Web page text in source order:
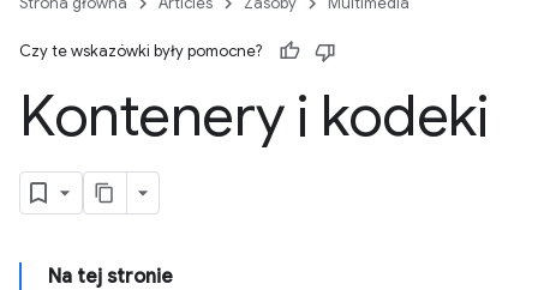
Czy te wskazówki były pomocne?
Kontenery i kodeki
Na tej stronie